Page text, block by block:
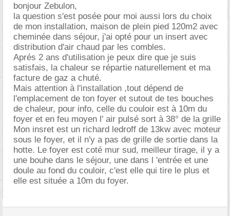
bonjour Zebulon,
la question s'est posée pour moi aussi lors du choix
de mon installation, maison de plein pied 120m2 avec
cheminée dans séjour, j'ai opté pour un insert avec
distribution d'air chaud par les combles.
Aprés 2 ans d'utilisation je peux dire que je suis
satisfais, la chaleur se répartie naturellement et ma
facture de gaz a chuté.
Mais attention à l'installation ,tout dépend de
l'emplacement de ton foyer et sutout de tes bouches
de chaleur, pour info, celle du couloir est à 10m du
foyer et en feu moyen l' air pulsé sort à 38° de la grille
Mon insret est un richard ledroff de 13kw avec moteur
sous le foyer, et il n'y a pas de grille de sortie dans la
hotte. Le foyer est coté mur sud, meilleur tirage, il y a
une bouhe dans le séjour, une dans l 'entrée et une
doule au fond du couloir, c'est elle qui tire le plus et
elle est située a 10m du foyer.